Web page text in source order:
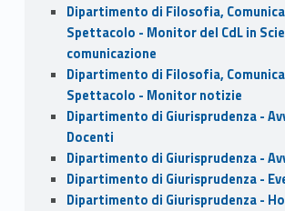
Dipartimento di Filosofia,
Spettacolo - Monitor del CdL in
comunicazione
Dipartimento di Filosofia,
Spettacolo - Monitor notizie
Dipartimento di Giurisprudenza -
Docenti
Dipartimento di Giurisprudenza -
Dipartimento di Giurisprudenza -
Dipartimento di Giurisprudenza -